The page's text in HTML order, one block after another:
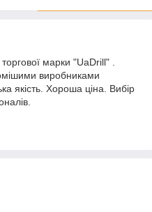
марки "UaDrill" .
виробниками
якість. Хороша ціна. Вибір